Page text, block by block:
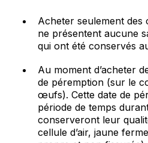
Acheter seulement
ne présentent aucune
qui ont été conservés
Au moment d’acheter
de péremption (sur le
œufs). Cette date de
période de temps
conserveront leur
cellule d’air, jaune